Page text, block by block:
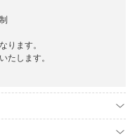
ります。
たします。